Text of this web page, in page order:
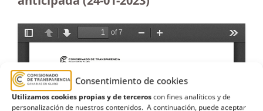
Consentimiento de cookies
Utilizamos cookies propias y de terceroscon fines analíticos y de
personalización de nuestros contenidos. A continuación, puede aceptar